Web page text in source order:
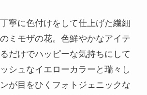
寧に色付けをして仕上げた繊細
ミモザの花。色鮮やかなアイテ
だけでハッピーな気持ちにして
シュなイエローカラーと瑞々し
が目をひくフォトジェニックな